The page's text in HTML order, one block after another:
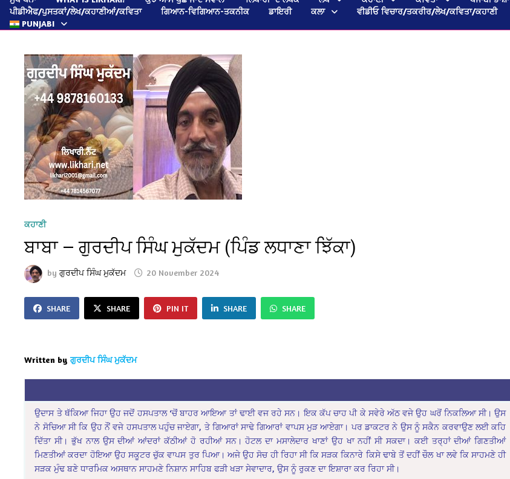
ਪੀਡੀਐਫ/ਪੁਸਤਕਾਂ/ਲੇਖ/ਕਹਾਣੀਆਂ/ਕਵਿਤਾ
ਗਿਆਨ-ਵਿਗਿਆਨ-ਤਕਨੀਕ ਡਾਇਰੀ ਕਲਾ ਵੀਡੀਓ ਵਿਚਾਰ/ਤਕਰੀਰ/ਲੇਖ/ਕਵਿਤਾ/ਕਹਾਣੀ
PUNJABI
ਕਹਾਣੀ
ਬਾਬਾ — ਗੁਰਦੀਪ ਸਿੰਘ ਮੁਕੱਦਮ (ਪਿੰਡ ਲਧਾਣਾ ਝਿੱਕਾ)
byਗੁਰਦੀਪ ਸਿੰਘ ਮੁਕੱਦਮ 20 November 2024
SHARE SHARE PIN IT SHARE SHARE
Written by ਗੁਰਦੀਪ ਸਿੰਘ ਮੁਕੱਦਮ
ਉਦਾਸ ਤੇ ਥੱਕਿਆ ਜਿਹਾ ਉਹ ਜਦੋਂ ਹਸਪਤਾਲ ‘ਚੋਂ ਬਾਹਰ ਆਇਆ ਤਾਂ ਢਾਈ ਵਜ ਰਹੇ ਸਨ। ਇਕ ਕੱਪ ਚਾਹ ਪੀ ਕੇ ਸਵੇਰੇ ਅੱਠ ਵਜੇ ਉਹ ਘਰੋਂ ਨਿਕਲਿਆ ਸੀ। ਉਸ
ਨੇ ਸੋਚਿਆ ਸੀ ਕਿ ਉਹ ਨੌਂ ਵਜੇ ਹਸਪਤਾਲ ਪਹੁੰਚ ਜਾਏਗਾ, ਤੇ ਗਿਆਰਾਂ ਸਾਢੇ ਗਿਆਰਾਂ ਵਾਪਸ ਮੁੜ ਆਏਗਾ। ਪਰ ਡਾਕਟਰ ਨੇ ਉਸ ਨੂੰ ਸਕੈਨ ਕਰਵਾਉਣ ਲਈ ਕਹਿ
ਦਿੱਤਾ ਸੀ। ਭੁੱਖ ਨਾਲ ਉਸ ਦੀਆਂ ਆਂਦਰਾਂ ਕੱਠੀਆਂ ਹੋ ਰਹੀਆਂ ਸਨ। ਹੋਟਲ ਦਾ ਮਸਾਲੇਦਾਰ ਖਾਣਾਂ ਉਹ ਖਾ ਨਹੀਂ ਸੀ ਸਕਦਾ। ਕਈ ਤਰ੍ਹਾਂ ਦੀਆਂ ਗਿਣਤੀਆਂ
ਮਿਣਤੀਆਂ ਕਰਦਾ ਹੋਇਆ ਉਹ ਸਕੂਟਰ ਚੁੱਕ ਵਾਪਸ ਤੁਰ ਪਿਆ। ਅਜੇ ਉਹ ਸੋਚ ਹੀ ਰਿਹਾ ਸੀ ਕਿ ਸੜਕ ਕਿਨਾਰੇ ਕਿਸੇ ਢਾਬੇ ਤੋਂ ਦਹੀਂ ਚੌਲ ਖਾ ਲਵੇ ਕਿ ਸਾਹਮਣੇ ਹੀ
ਸੜਕ ਮੁੰਢ ਬਣੇ ਧਾਰਮਿਕ ਅਸਥਾਨ ਸਾਹਮਣੇ ਨਿਸ਼ਾਨ ਸਾਹਿਬ ਫੜੀ ਖੜਾ ਸੇਵਾਦਾਰ, ਉਸ ਨੂੰ ਰੁਕਣ ਦਾ ਇਸ਼ਾਰਾ ਕਰ ਰਿਹਾ ਸੀ।